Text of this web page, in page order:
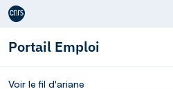
Aller au contenu
Portail Emploi
Voir le fil d'ariane